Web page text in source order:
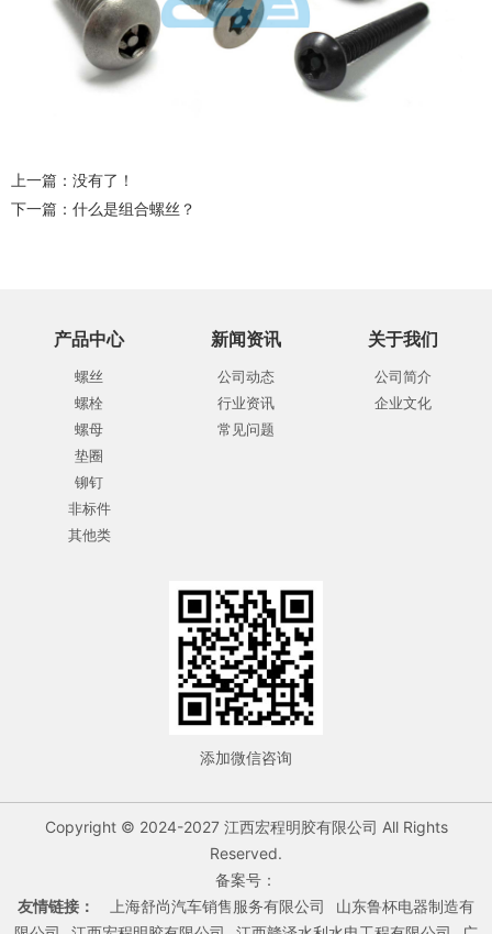
上一篇：没有了！
下一篇： 什么是组合螺丝？
产品中心
螺丝
螺栓
螺母
垫圈
铆钉
非标件
其他类
新闻资讯
公司动态
行业资讯
常见问题
关于我们
公司简介
企业文化
添加微信咨询
Copyright © 2024-2027 江西宏程明胶有限公司 All Rights
Reserved.
备案号：
友情链接：
上海舒尚汽车销售服务有限公司
山东鲁杯电器制造有